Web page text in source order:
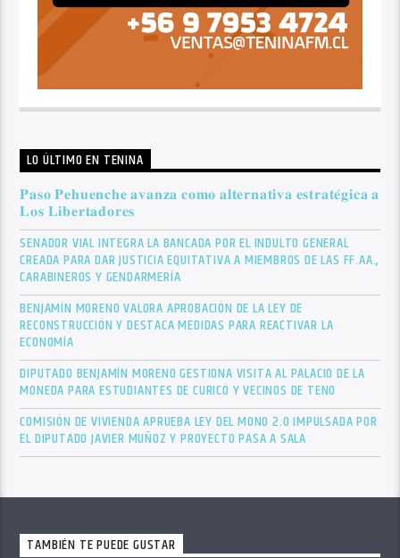
LO ÚLTIMO EN TENINA
𝐏𝐚𝐬𝐨 𝐏𝐞𝐡𝐮𝐞𝐧𝐜𝐡𝐞 𝐚𝐯𝐚𝐧𝐳𝐚 𝐜𝐨𝐦𝐨 𝐚𝐥𝐭𝐞𝐫𝐧𝐚𝐭𝐢𝐯𝐚 𝐞𝐬𝐭𝐫𝐚𝐭𝐞́𝐠𝐢𝐜𝐚 𝐚
𝐋𝐨𝐬 𝐋𝐢𝐛𝐞𝐫𝐭𝐚𝐝𝐨𝐫𝐞𝐬
SENADOR VIAL INTEGRA LA BANCADA POR EL INDULTO GENERAL
CREADA PARA DAR JUSTICIA EQUITATIVA A MIEMBROS DE LAS FF.AA.,
CARABINEROS Y GENDARMERÍA
BENJAMÍN MORENO VALORA APROBACIÓN DE LA LEY DE
RECONSTRUCCIÓN Y DESTACA MEDIDAS PARA REACTIVAR LA
ECONOMÍA
DIPUTADO BENJAMÍN MORENO GESTIONA VISITA AL PALACIO DE LA
MONEDA PARA ESTUDIANTES DE CURICÓ Y VECINOS DE TENO
COMISIÓN DE VIVIENDA APRUEBA LEY DEL MONO 2.0 IMPULSADA POR
EL DIPUTADO JAVIER MUÑOZ Y PROYECTO PASA A SALA
TAMBIÉN TE PUEDE GUSTAR